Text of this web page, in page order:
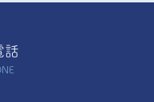
話